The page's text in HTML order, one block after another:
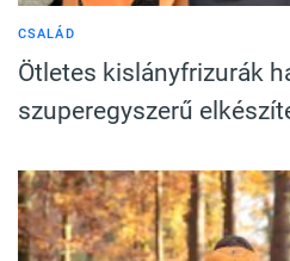
CSALÁD
Ötletes kislányfrizurák
szuperegyszerű